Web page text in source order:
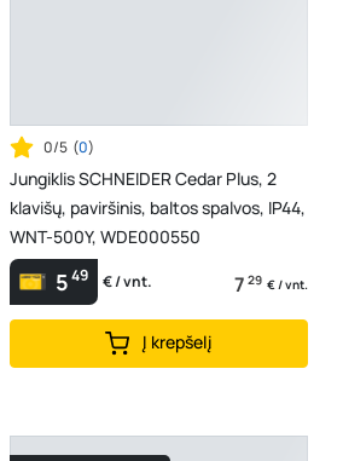
0/5 (0)
Jungiklis SCHNEIDER Cedar Plus, 2
klavišų, paviršinis, baltos spalvos, IP44,
WNT-500Y, WDE000550
549 € / vnt. 7 29 € / vnt.
Į krepšelį